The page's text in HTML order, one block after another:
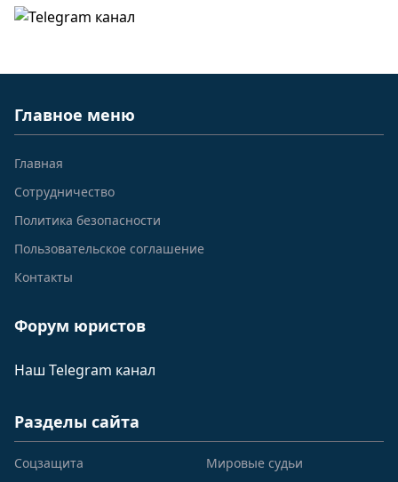
Главное меню
Главная
Сотрудничество
Политика безопасности
Пользовательское соглашение
Контакты
Форум юристов
Наш Telegram канал
Разделы сайта
Соцзащита
Мировые судьи